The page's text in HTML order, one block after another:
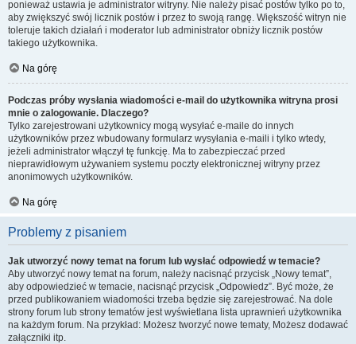
ponieważ ustawia je administrator witryny. Nie należy pisać postów tylko po to,
aby zwiększyć swój licznik postów i przez to swoją rangę. Większość witryn nie
toleruje takich działań i moderator lub administrator obniży licznik postów
takiego użytkownika.
Na górę
Podczas próby wysłania wiadomości e-mail do użytkownika witryna prosi
mnie o zalogowanie. Dlaczego?
Tylko zarejestrowani użytkownicy mogą wysyłać e-maile do innych
użytkowników przez wbudowany formularz wysyłania e-maili i tylko wtedy,
jeżeli administrator włączył tę funkcję. Ma to zabezpieczać przed
nieprawidłowym używaniem systemu poczty elektronicznej witryny przez
anonimowych użytkowników.
Na górę
Problemy z pisaniem
Jak utworzyć nowy temat na forum lub wysłać odpowiedź w temacie?
Aby utworzyć nowy temat na forum, należy nacisnąć przycisk „Nowy temat”,
aby odpowiedzieć w temacie, nacisnąć przycisk „Odpowiedz”. Być może, że
przed publikowaniem wiadomości trzeba będzie się zarejestrować. Na dole
strony forum lub strony tematów jest wyświetlana lista uprawnień użytkownika
na każdym forum. Na przykład: Możesz tworzyć nowe tematy, Możesz dodawać
załączniki itp.